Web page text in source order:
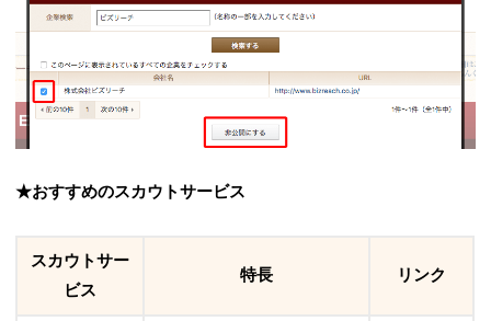
★おすすめのスカウトサービス
スカウトサー
ビス
特長 リンク